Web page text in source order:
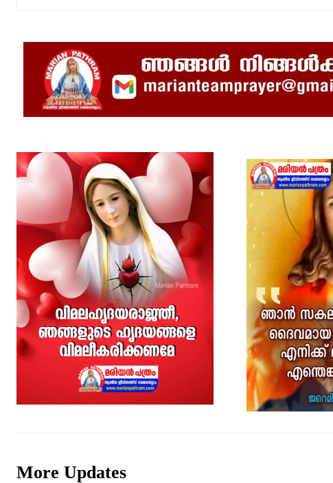
More Updates